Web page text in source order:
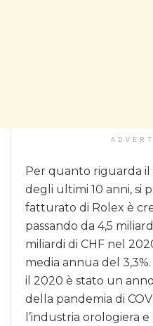
Per quanto riguarda
degli ultimi 10 anni, si
fatturato di Rolex è
passando da 4,5
miliardi di CHF nel
media annua del
il 2020 è stato un
della pandemia di
l’industria orologiera